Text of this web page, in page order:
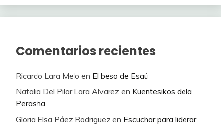
Comentarios recientes
Ricardo Lara Melo en El beso de Esaú
Natalia Del Pilar Lara Alvarez en Kuentesikos dela
Perasha
Gloria Elsa Páez Rodriguez en Escuchar para liderar